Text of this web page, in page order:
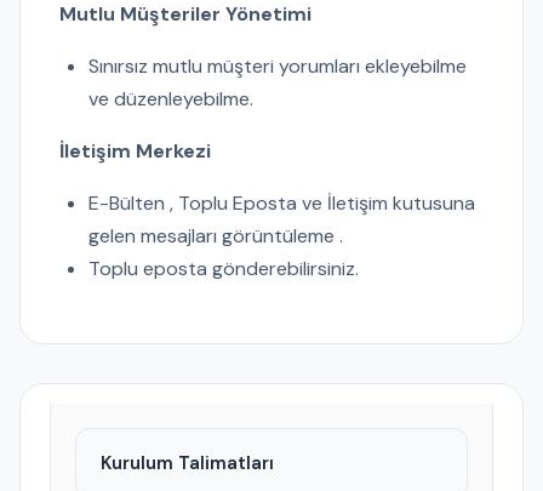
Mutlu Müşteriler Yönetimi
Sınırsız mutlu müşteri yorumları ekleyebilme
ve düzenleyebilme.
İletişim Merkezi
E-Bülten , Toplu Eposta ve İletişim kutusuna
gelen mesajları görüntüleme .
Toplu eposta gönderebilirsiniz.
Kurulum Talimatları